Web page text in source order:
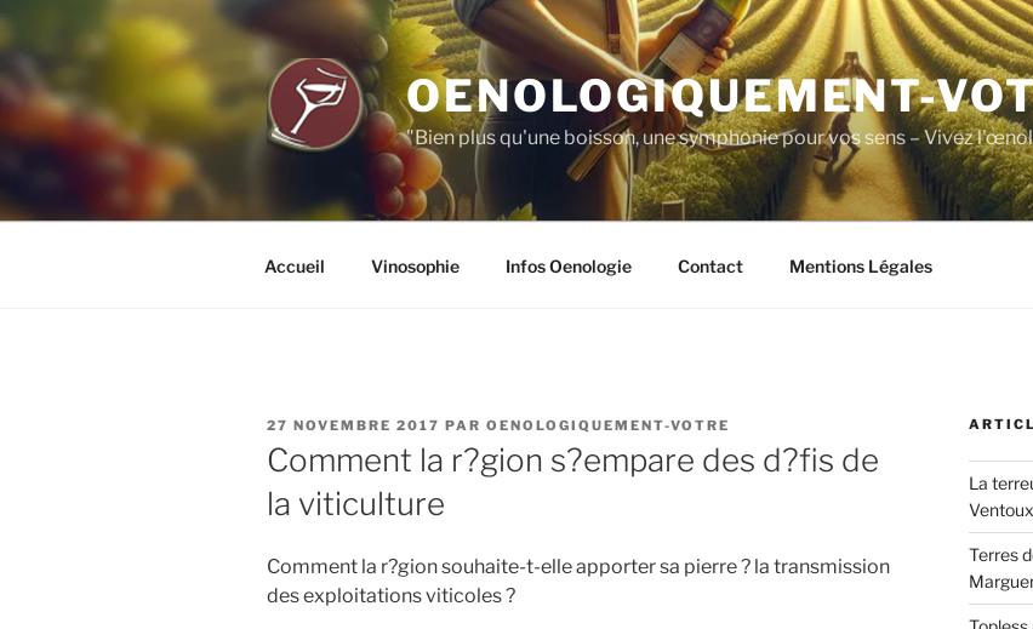
Aller
au
contenu
principal
OENOLOGIQUEMENT-
"Bien plus qu'une boisson, une symphonie pour vos sens – Vivez
Accueil Vinosophie Infos Oenologie Contact Mentions Légales
PUBLIÉ
LE
27 NOVEMBRE 2017 PAR OENOLOGIQUEMENT-VOTRE
Comment la r?gion s?empare des d?fis de
la viticulture
Comment la r?gion souhaite-t-elle apporter sa pierre ? la transmission
des exploitations viticoles ?
La
Terres